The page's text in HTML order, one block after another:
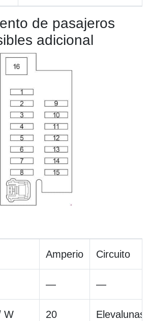
de pasajeros
adicional
Amperio Circuito
— —
W 20 Elevalunas